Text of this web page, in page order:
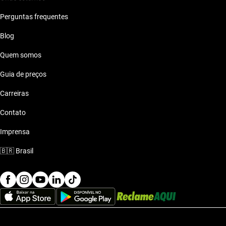
Geely 2015 ate 60 mil reais
Geely 2015 ate 70 mil reais
Geely 2015 ate 80 mil reais
Perguntas frequentes
Blog
Quem somos
Guia de preços
Carreiras
Contato
Imprensa
🇧🇷 Brasil